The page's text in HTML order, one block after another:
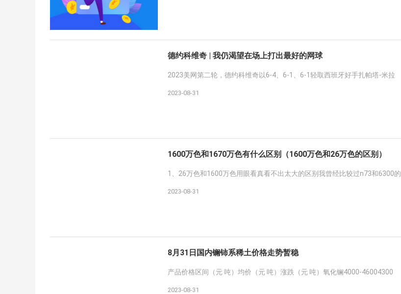
德约科维奇 | 我仍渴望在场上打出最好的网球
2023美网第二轮，德约科维奇以6-4、6-1、6-1轻取西班牙好手扎帕塔-米拉
2023-08-31
1600万色和1670万色有什么区别（1600万色和26万色的区别）
1、26万色和1600万色用眼看真看不出太大的区别我曾经比较过n73和6300的
2023-08-31
8月31日国内镧铈系稀土价格走势暂稳
产品价格区间（元 吨）均价（元 吨）涨跌（元 吨）氧化镧4000-46004300
2023-08-31